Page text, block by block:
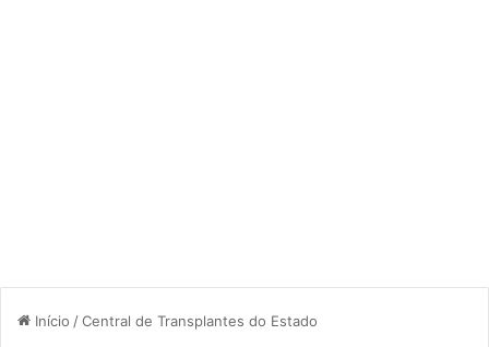
Início /Central de Transplantes do Estado